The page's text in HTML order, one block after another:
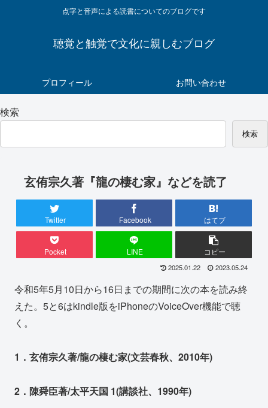
点字と音声による読書についてのブログです
聴覚と触覚で文化に親しむブログ
プロフィール お問い合わせ
検索
検索
玄侑宗久著『龍の棲む家』などを読了
Twitter Facebook はてブ
Pocket LINE コピー
2025.01.22 2023.05.24
令和5年5月10日から16日までの期間に次の本を読み終
えた。5と6はkindle版をiPhoneのVoiceOver機能で聴
く。
1．玄侑宗久著/龍の棲む家(文芸春秋、2010年)
2．陳舜臣著/太平天国 1(講談社、1990年)